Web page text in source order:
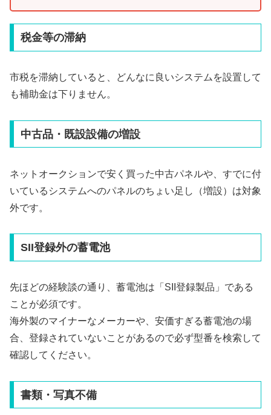
税金等の滞納
市税を滞納していると、どんなに良いシステムを設置して
も補助金は下りません。
中古品・既設設備の増設
ネットオークションで安く買った中古パネルや、すでに付
いているシステムへのパネルのちょい足し（増設）は対象
外です。
SII登録外の蓄電池
先ほどの経験談の通り、蓄電池は「SII登録製品」である
ことが必須です。
海外製のマイナーなメーカーや、安価すぎる蓄電池の場
合、登録されていないことがあるので必ず型番を検索して
確認してください。
書類・写真不備